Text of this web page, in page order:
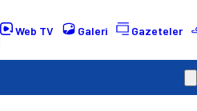
Web TV Galeri Gazeteler